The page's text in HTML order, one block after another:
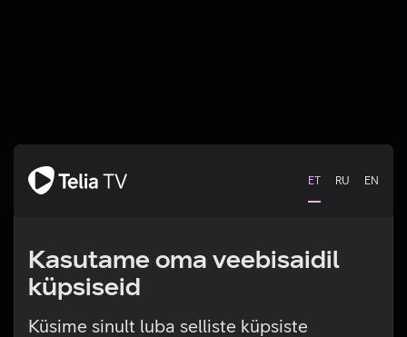
ET RU EN
Kasutame oma veebisaidil
küpsiseid
Küsime sinult luba selliste küpsiste